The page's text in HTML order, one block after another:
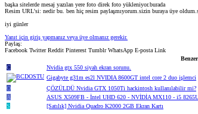
başka sitelerde mesaj yazılan yere foto direk foto yükleniyor.burada
Resim URL'si: nedir bu. ben hiç resim paylaşmıyorum.sizin buraya üye
iyi günler
Yanıt için giriş yapmanız veya üye olmanız gerekir.
Paylaş:
Facebook Twitter Reddit Pinterest Tumblr WhatsApp E-posta Link
C
Nvidia gtx 550 siyah ekran sorunu.
Gigabyte g31m es2l NVIDIA 8600GT intel core 2 duo işlemci
O
ÇÖZÜLDÜ Nvidia GTX 1050Ti hackintosh kullanılabilir mi?
A
ASUS X509FB - İntel UHD 620 - NVİDİA MX110 - i5
S
[Satılık] Nvidia Quadro K2000 2GB Ekran Kartı